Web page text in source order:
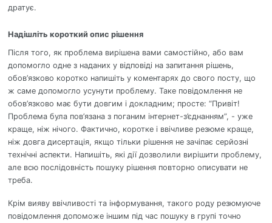
дратує.
Надішліть короткий опис рішення
Після того, як проблема вирішена вами самостійно, або вам
допомогло одне з наданих у відповіді на запитання рішень,
обов’язково коротко напишіть у коментарях до свого посту, що
ж саме допомогло усунути проблему. Таке повідомлення не
обов’язково має бути довгим і докладним; просте: “Привіт!
Проблема була пов’язана з поганим інтернет-з’єднанням”, - уже
краще, ніж нічого. Фактично, коротке і ввічливе резюме краще,
ніж довга дисертація, якщо тільки рішення не зачіпає серйозні
технічні аспекти. Напишіть, які дії дозволили вирішити проблему,
але всю послідовність пошуку рішення повторно описувати не
треба.
Крім вияву ввічливості та інформування, такого роду резюмуюче
повідомлення допоможе іншим під час пошуку в групі точно